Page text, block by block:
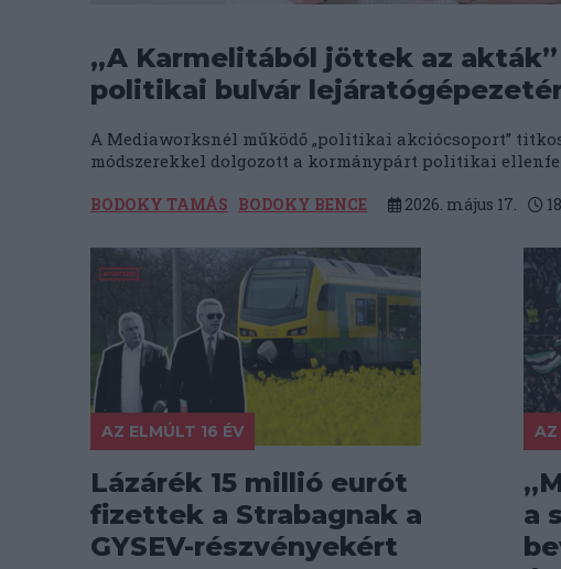
„A Karmelitából jöttek az
politikai bulvár
A Mediaworksnél működő „politikai akciócsoport”
módszerekkel dolgozott a kormánypárt politikai
BODOKY TAMÁS BODOKY BENCE 2026. május 17. 18
AZ ELMÚLT 16 ÉV
Lázárék 15 millió eurót
fizettek a Strabagnak a
GYSEV-részvényekért
AZ
a